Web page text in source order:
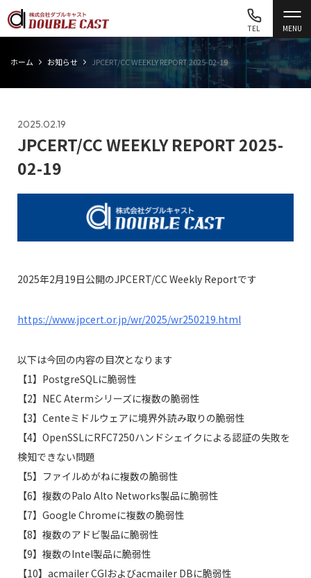
MENU
TEL
ホーム お知らせ JPCERT/CC WEEKLY REPORT 2025-02-19
2025.02.19
JPCERT/CC WEEKLY REPORT 2025-
02-19
2025年2月19日公開のJPCERT/CC Weekly Reportです
https://www.jpcert.or.jp/wr/2025/wr250219.html
以下は今回の内容の目次となります
【1】PostgreSQLに脆弱性
【2】NEC Atermシリーズに複数の脆弱性
【3】Centeミドルウェアに境界外読み取りの脆弱性
【4】OpenSSLにRFC7250ハンドシェイクによる認証の失敗を
検知できない問題
【5】ファイルめがねに複数の脆弱性
【6】複数のPalo Alto Networks製品に脆弱性
【7】Google Chromeに複数の脆弱性
【8】複数のアドビ製品に脆弱性
【9】複数のIntel製品に脆弱性
【10】acmailer CGIおよびacmailer DBに脆弱性